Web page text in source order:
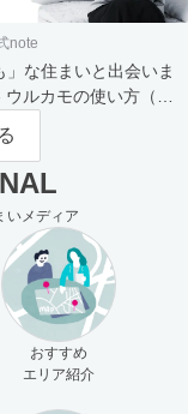
note
」な住まいと出会いま
ルカモの使い方（買
いメディア
おすすめ
エリア紹介